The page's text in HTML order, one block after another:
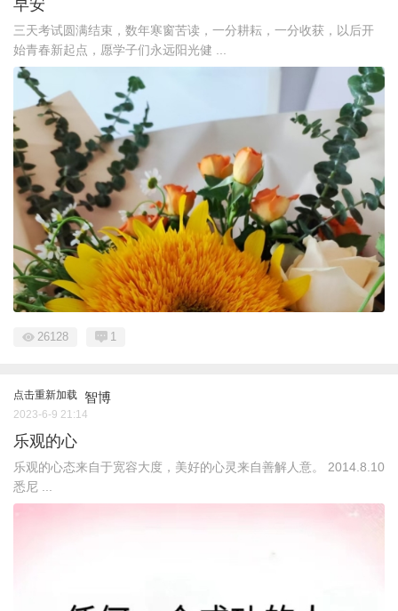
早安
三天考试圆满结束，数年寒窗苦读，一分耕耘，一分收获，以后开
始青春新起点，愿学子们永远阳光健 ...
26128 1
点击重新加载 智博
2023-6-9 21:14
乐观的心
乐观的心态来自于宽容大度，美好的心灵来自善解人意。 2014.8.10
悉尼 ...